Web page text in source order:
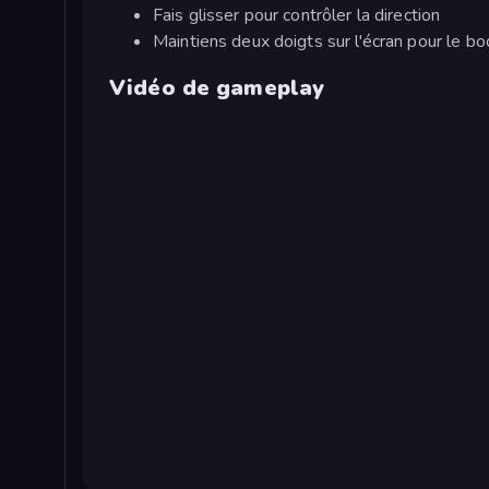
Fais glisser pour contrôler la direction
Maintiens deux doigts sur l'écran pour le
Vidéo de gameplay